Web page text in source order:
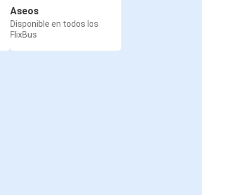
Aseos
Disponible en todos los
FlixBus